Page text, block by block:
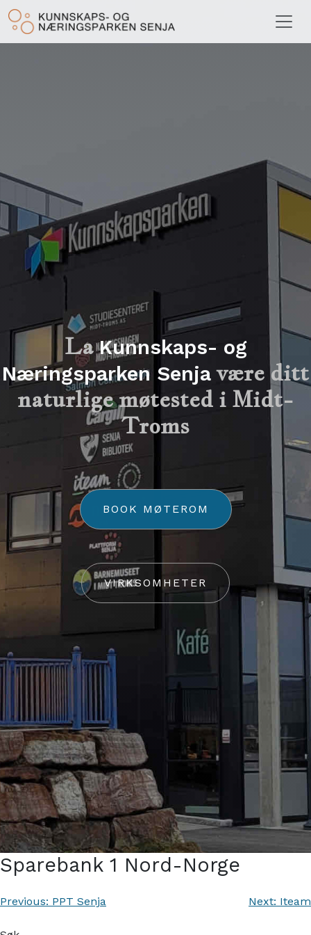
LaKunnskaps- og
Næringsparken Senja være ditt
naturlige møtested i Midt-
Troms
BOOK MØTEROM
VIRKSOMHETER
Sparebank 1 Nord-Norge
Innleggsnavigasjon
Previous: PPT Senja Next: Iteam